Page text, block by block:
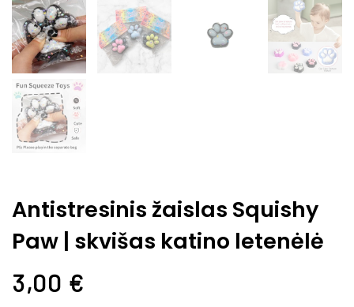
Antistresinis žaislas Squishy
Paw | skvišas katino letenėlė
3,00 €